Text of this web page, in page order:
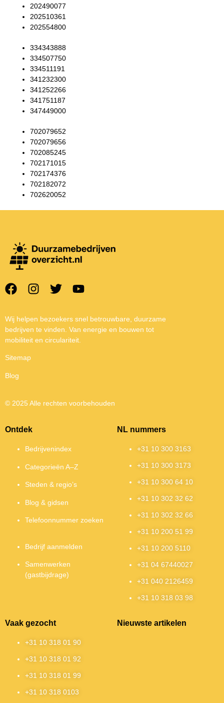
202490077
202510361
202554800
334343888
334507750
334511191
341232300
341252266
341751187
347449000
702079652
702079656
702085245
702171015
702174376
702182072
702620052
Wij helpen bezoekers snel betrouwbare, duurzame
bedrijven te vinden. Van energie en bouwen tot
mobiliteit en circulariteit.
Sitemap
Blog
© 2025 Alle rechten voorbehouden
Ontdek
Bedrijvenindex
Categorieën A–Z
Steden & regio’s
Blog & gidsen
Telefoonnummer zoeken
Bedrijf aanmelden
Samenwerken
(gastbijdrage)
NL nummers
+31 10 300 3163
+31 10 300 3173
+31 10 300 64 10
+31 10 302 32 62
+31 10 302 32 66
+31 10 200 51 99
+31 10 200 5110
+31 04 67440027
+31 040 2126459
+31 10 318 03 98
Vaak gezocht
+31 10 318 01 90
+31 10 318 01 92
+31 10 318 01 99
+31 10 318 0103
Nieuwste artikelen